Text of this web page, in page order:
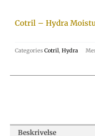
Cotril – Hydra
Categories Cotril, Hydra
Beskrivelse